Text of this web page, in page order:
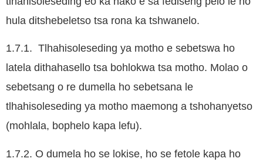
hula ditshebeletso tsa rona ka tshwanelo.
1.7.1. Tlhahisoleseding ya motho e sebetswa ho
latela dithahasello tsa bohlokwa tsa motho. Molao o
sebetsang o re dumella ho sebetsana le
tlhahisoleseding ya motho maemong a tshohanyetso
(mohlala, bophelo kapa lefu).
1.7.2. O dumela ho se lokise, ho se fetole kapa ho